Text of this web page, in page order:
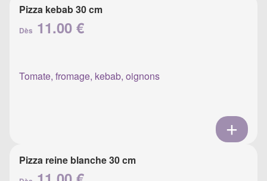
Pizza kebab 30 cm
Dès 11.00 €
Tomate, fromage, kebab, oignons
Pizza reine blanche 30 cm